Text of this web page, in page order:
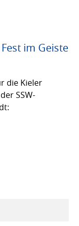
im Geiste
die Kieler
SSW-